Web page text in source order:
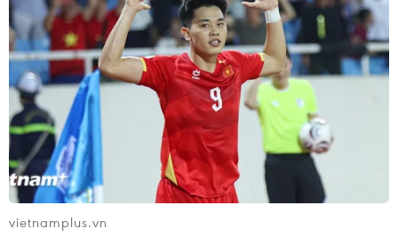
vietnamplus.vn